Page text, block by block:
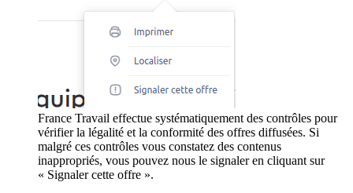
France Travail effectue systématiquement des contrôles pour
vérifier la légalité et la conformité des offres diffusées. Si
malgré ces contrôles vous constatez des contenus
inappropriés, vous pouvez nous le signaler en cliquant sur
« Signaler cette offre ».